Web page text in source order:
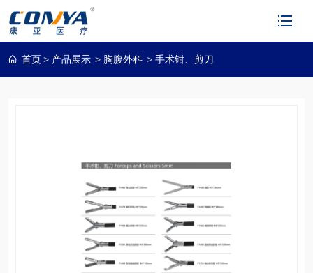
首页 产品展示 胸腹外科 手术钳、剪刀